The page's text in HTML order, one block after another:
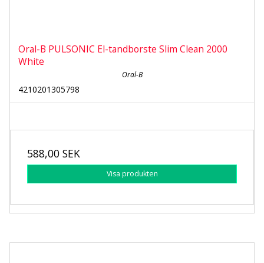
Oral-B PULSONIC El-tandborste Slim Clean 2000
White
Oral-B
4210201305798
588,00 SEK
Visa produkten